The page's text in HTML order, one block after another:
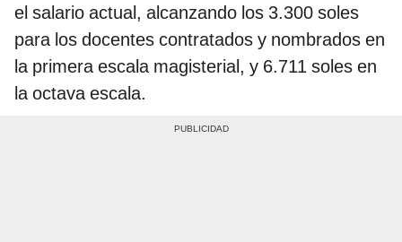
el salario actual, alcanzando los 3.300 soles
para los docentes contratados y nombrados en
la primera escala magisterial, y 6.711 soles en
la octava escala.